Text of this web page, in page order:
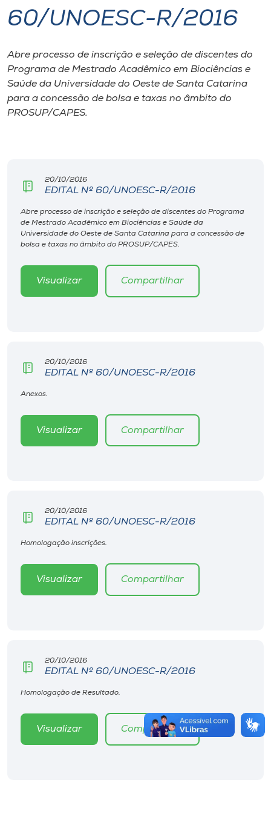
I.nova
Diplomados
Cultura
Editora
Rádio
Museu
o idioma
60/UNOESC-R/2016
Abre processo de inscrição e seleção de discentes do
Programa de Mestrado Acadêmico em Biociências e
Saúde da Universidade do Oeste de Santa Catarina
para a concessão de bolsa e taxas no âmbito do
PROSUP/CAPES.
20/10/2016
EDITAL Nº 60/UNOESC-R/2016
Abre processo de inscrição e seleção de discentes do Programa
de Mestrado Acadêmico em Biociências e Saúde da
Universidade do Oeste de Santa Catarina para a concessão de
bolsa e taxas no âmbito do PROSUP/CAPES.
Visualizar Compartilhar
20/10/2016
EDITAL Nº 60/UNOESC-R/2016
Anexos.
Visualizar Compartilhar
20/10/2016
EDITAL Nº 60/UNOESC-R/2016
Homologação inscrições.
Visualizar Compartilhar
20/10/2016
EDITAL Nº 60/UNOESC-R/2016
Homologação de Resultado.
Visualizar Compartilhar